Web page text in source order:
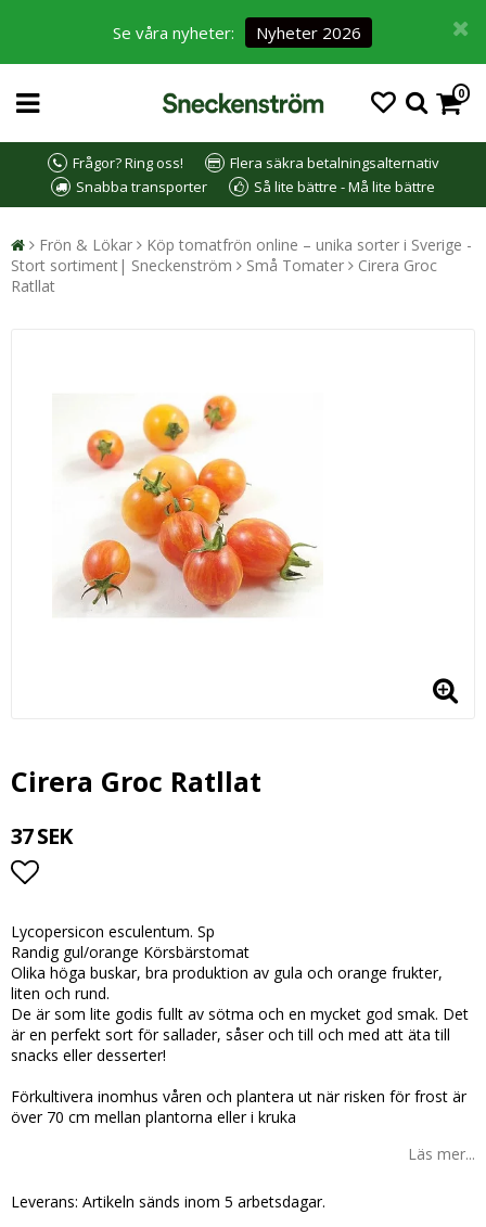
Se våra nyheter: Nyheter 2026
0
Frågor? Ring oss!
Flera säkra betalningsalternativ
Snabba transporter
Så lite bättre - Må lite bättre
Frön & Lökar
Köp tomatfrön online – unika sorter i Sverige -
Stort sortiment| Sneckenström
Små Tomater
Cirera Groc
Ratllat
Cirera Groc Ratllat
37 SEK
Lycopersicon esculentum. Sp
Randig gul/orange Körsbärstomat
Olika höga buskar, bra produktion av gula och orange frukter,
liten och rund.
De är som lite godis fullt av sötma och en mycket god smak. Det
är en perfekt sort för sallader, såser och till och med att äta till
snacks eller desserter!
Förkultivera inomhus våren och plantera ut när risken för frost är
över 70 cm mellan plantorna eller i kruka
Läs mer...
Leverans: Artikeln sänds inom 5 arbetsdagar.